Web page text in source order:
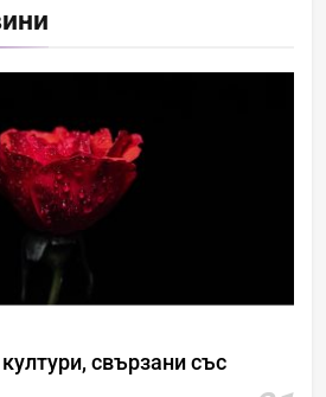
свързани със
затопляне
възможност
ИНТЕРЕСНО ИСТОРИЯ
Ритуали от други култури,
ИСТОРИЯ